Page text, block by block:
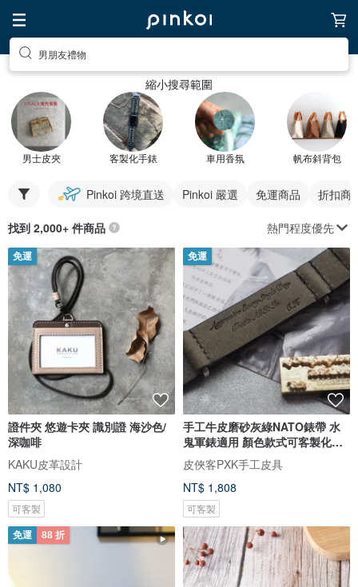
男朋友禮物
縮小搜尋範圍
男士皮夾 客製化手錶 車用香氛 帆布斜背包
Pinkoi 跨境直送 Pinkoi 嚴選 免運商品 折扣商
找到 2,000+ 件商品 熱門程度優先
免運
證件夾 悠遊卡夾 識別證 海沙色/
深咖啡
KAKU皮革設計
NT$ 1,080
可客製
免運
手工牛皮磨砂灰綠NATO錶帶 水
鬼軍錶適用 顏色款式可客製化可
刻字
皮俠客PXK手工皮具
NT$ 1,808
可客製
免運 88 折